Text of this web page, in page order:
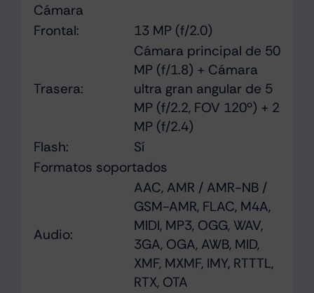
Cámara
Frontal:
13 MP (f/2.0)
Trasera:
Cámara principal de 50
MP (f/1.8) + Cámara
ultra gran angular de 5
MP (f/2.2, FOV 120º) + 2
MP (f/2.4)
Flash:
Sí
Formatos soportados
Audio:
AAC, AMR / AMR-NB /
GSM-AMR, FLAC, M4A,
MIDI, MP3, OGG, WAV,
3GA, OGA, AWB, MID,
XMF, MXMF, IMY, RTTTL,
RTX, OTA